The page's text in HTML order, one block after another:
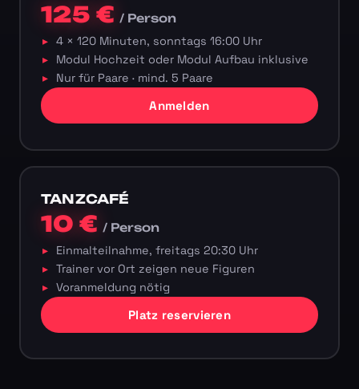
125 €/ Person
4 × 120 Minuten, sonntags 16:00 Uhr
Modul Hochzeit oder Modul Aufbau inklusive
Nur für Paare · mind. 5 Paare
Anmelden
TANZCAFÉ
10 €/ Person
Einmalteilnahme, freitags 20:30 Uhr
Trainer vor Ort zeigen neue Figuren
Voranmeldung nötig
Platz reservieren